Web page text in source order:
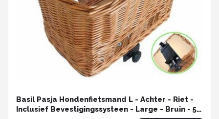
Basil Pasja Hondenfietsmand L - Achter - Riet -
Inclusief Bevestigingssysteen - Large - Bruin - 50